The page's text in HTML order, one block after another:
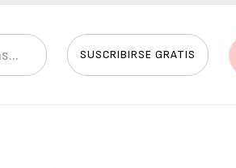
SUSCRIBIRSE GRATIS